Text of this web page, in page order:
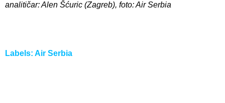
analitičar: Alen Šćuric (Zagreb), foto: Air Serbia
Labels: Air Serbia